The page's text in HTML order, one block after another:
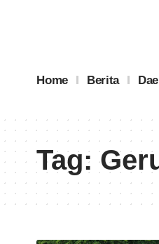
Home Berita
Tag: